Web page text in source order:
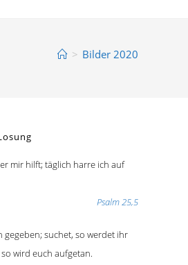
> Bilder 2020
mir hilft; täglich harre ich auf
Psalm 25,5
gegeben; suchet, so werdet ihr
wird euch aufgetan.